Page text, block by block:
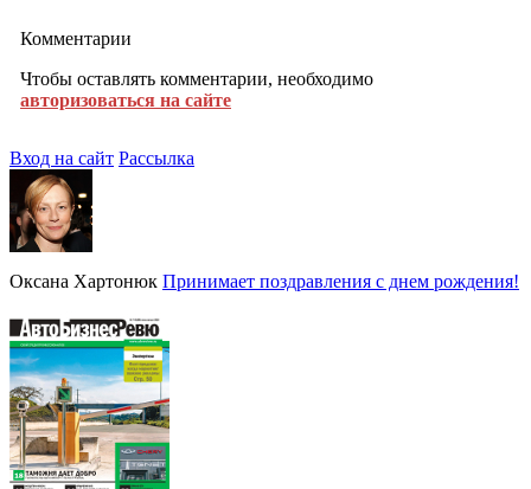
Комментарии
Чтобы оставлять комментарии, необходимо
авторизоваться на сайте
Вход на сайт Рассылка
Оксана Хартонюк Принимает поздравления с днем рождения!